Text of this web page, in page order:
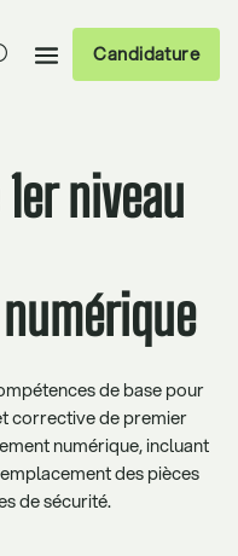
Candidature
niveau
de base pour
corrective de premier
numérique, incluant
des pièces
de sécurité.